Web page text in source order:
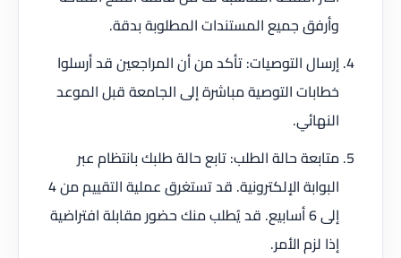
وأرفق جميع المستندات المطلوبة بدقة.
إرسال التوصيات: تأكد من أن المراجعين قد أرسلوا
خطابات التوصية مباشرة إلى الجامعة قبل الموعد
النهائي.
متابعة حالة الطلب: تابع حالة طلبك بانتظام عبر
البوابة الإلكترونية. قد تستغرق عملية التقييم من 4
إلى 6 أسابيع. قد يُطلب منك حضور مقابلة افتراضية
إذا لزم الأمر.